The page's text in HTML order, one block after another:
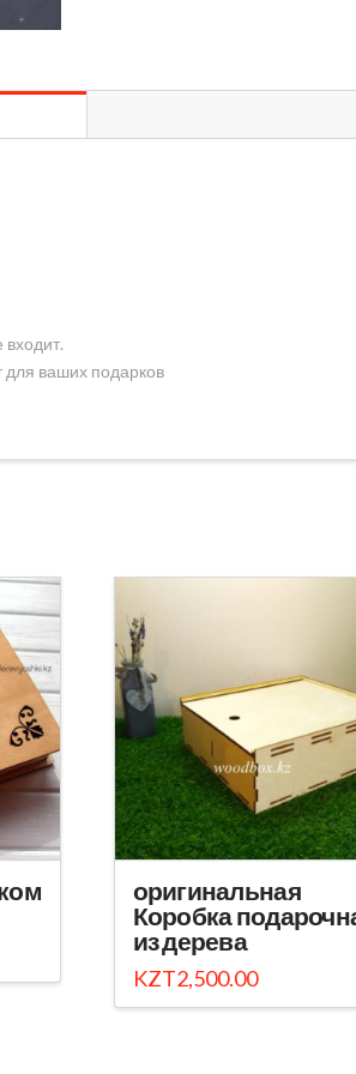
для ваших подарков
оригинальная
Коробка
из дерева
KZT2,500.00